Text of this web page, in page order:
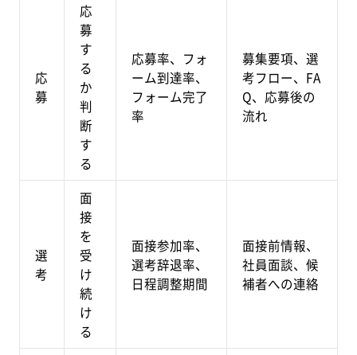
応
募
応
募
す
る
か
判
断
す
る
応募率、フォ
ーム到達率、
フォーム完了
率
募集要項、選
考フロー、FA
Q、応募後の
流れ
選
考
面
接
を
受
け
続
け
る
面接参加率、
選考辞退率、
日程調整期間
面接前情報、
社員面談、候
補者への連絡